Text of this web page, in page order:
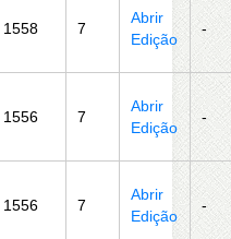
1558 7
Abrir
Edição
-
1556 7
Abrir
Edição
-
1556 7
Abrir
Edição
-